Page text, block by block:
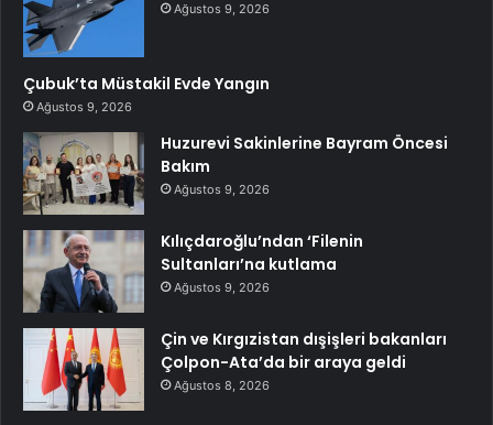
Ağustos 9, 2026
Çubuk’ta Müstakil Evde Yangın
Ağustos 9, 2026
Huzurevi Sakinlerine Bayram Öncesi
Bakım
Ağustos 9, 2026
Kılıçdaroğlu’ndan ‘Filenin
Sultanları’na kutlama
Ağustos 9, 2026
Çin ve Kırgızistan dışişleri bakanları
Çolpon-Ata’da bir araya geldi
Ağustos 8, 2026